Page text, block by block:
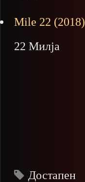
Mile 22 (2018)
22 Милја
Достапен